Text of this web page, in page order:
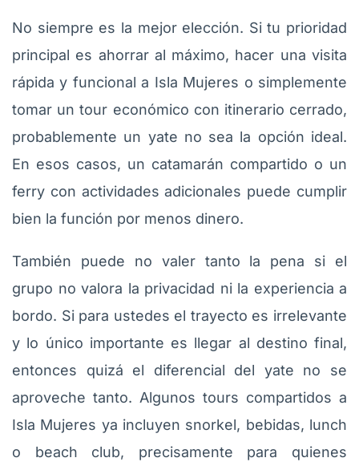
No siempre es la mejor elección. Si tu prioridad
principal es ahorrar al máximo, hacer una visita
rápida y funcional a Isla Mujeres o simplemente
tomar un tour económico con itinerario cerrado,
probablemente un yate no sea la opción ideal.
En esos casos, un catamarán compartido o un
ferry con actividades adicionales puede cumplir
bien la función por menos dinero.
También puede no valer tanto la pena si el
grupo no valora la privacidad ni la experiencia a
bordo. Si para ustedes el trayecto es irrelevante
y lo único importante es llegar al destino final,
entonces quizá el diferencial del yate no se
aproveche tanto. Algunos tours compartidos a
Isla Mujeres ya incluyen snorkel, bebidas, lunch
o beach club, precisamente para quienes